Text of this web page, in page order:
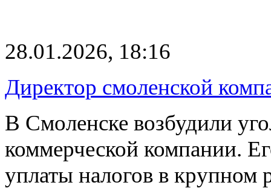
28.01.2026, 18:16
Директор смоленской
В Смоленске возбудили
коммерческой компании.
уплаты налогов в крупном